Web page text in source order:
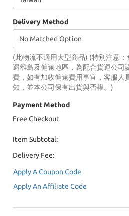
Delivery Method
(此物流不適用大型商品) (特別注意
遇離島及偏遠地區，為配合貨運公司
費，如有加收偏遠費用事宜，客服人
知，並本公司保有出貨與否權。)
Payment Method
Free Checkout
Item Subtotal:
Delivery Fee:
Apply A Coupon Code
Apply An Affiliate Code